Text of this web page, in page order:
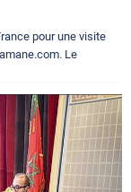
pour une visite
Le